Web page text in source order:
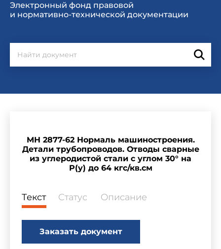
Электронный фонд правовой
и нормативно-технической документации
МН 2877-62 Нормаль машиностроения.
Детали трубопроводов. Отводы сварные
из углеродистой стали с углом 30° на
Р(у) до 64 кгс/кв.см
Текст Статус Описание
Заказать документ